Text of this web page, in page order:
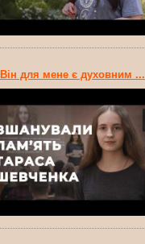
для мене є духовним ...